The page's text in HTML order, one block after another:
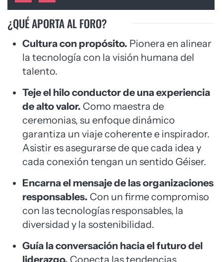
¿QUÉ APORTA AL FORO?
Cultura con propósito. Pionera en alinear
la tecnología con la visión humana del
talento.
Teje el hilo conductor de una experiencia
de alto valor. Como maestra de
ceremonias, su enfoque dinámico
garantiza un viaje coherente e inspirador.
Asistir es asegurarse de que cada idea y
cada conexión tengan un sentido Géiser.
Encarna el mensaje de las organizaciones
responsables. Con un firme compromiso
con las tecnologías responsables, la
diversidad y la sostenibilidad.
Guía la conversación hacia el futuro del
liderazgo. Conecta las tendencias